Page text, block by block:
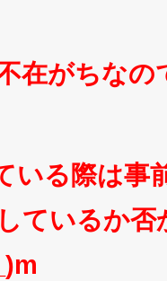
在がちなの
いる際は事
ているか否